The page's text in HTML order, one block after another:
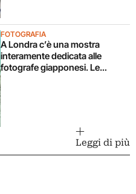
FOTOGRAFIA
A Londra c’è una mostra
interamente dedicata alle
fotografe giapponesi. Le
Leggi di più